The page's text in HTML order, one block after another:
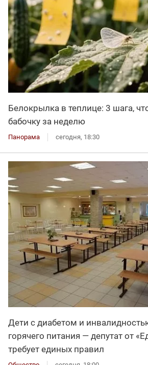
Белокрылка в теплице: 3 шага,
бабочку за неделю
Панорама сегодня, 18:30
Дети с диабетом и
горячего питания — депутат от
требует единых правил